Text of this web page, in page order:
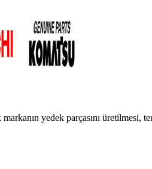
yedek parçasını üretilmesi,